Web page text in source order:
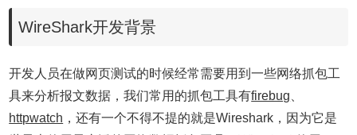
WireShark开发背景
开发人员在做网页测试的时候经常需要用到一些网络抓包工
具来分析报文数据，我们常用的抓包工具有firebug
httpwatch ，还有一个不得不提的就是Wireshark，因为它是